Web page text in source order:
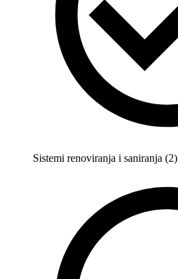
Sistemi renoviranja i saniranja (2)